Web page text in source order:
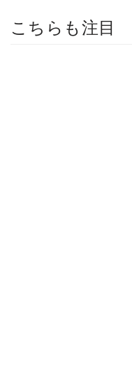
こちらも注目